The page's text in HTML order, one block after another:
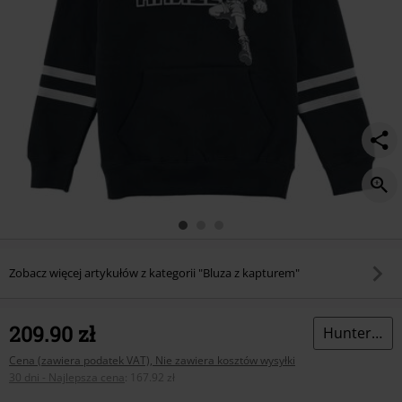
Zobacz więcej artykułów z kategorii "Bluza z kapturem"
209.90 zł
Cena (zawiera podatek VAT), Nie zawiera kosztów wysyłki
30 dni - Najlepsza cena
167.92 zł
Hunter x Hunter